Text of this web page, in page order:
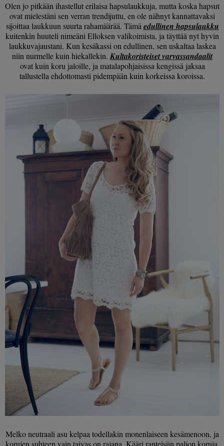
Olen jo pitkään ihastellut erilaisa hapsulaukkuja, mutta koska hapsut
ovat mielestäni sen verran trendijuttu, en ole nähnyt kannattavaksi
sijoittaa laukkuun suurta rahamäärää. Tämä edullinen hapsulaukku
kuitenkin huuteli nimeäni Elloksen valikoimista, ja täyttää nyt hyvin
laukkuvajaustani. Kun kesäkassi on edullinen, sen uskaltaa laskea
niin nurmelle kuin hiekallekin. Kultakoristeiset varvassandaalit
ovat kuin koru jaloille, ja matalapohjaisissa kengissä jaksaa
tallustella ehdottomasti pidempään kuin korkeissa koroissa.
Melko neutraali asu kelpaa todellakin monenlaiseen kesämenoon, ja
korujen suhteen vain taivas on rajana. Kääri ranteisiin paljon koruja,